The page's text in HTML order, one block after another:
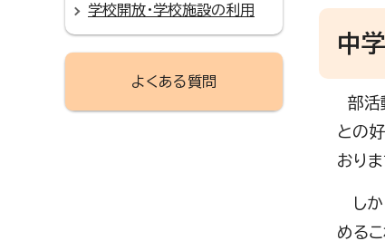
中
部活
との
おりま
しか
める
学校開放・学校施設の利用
よくある質問